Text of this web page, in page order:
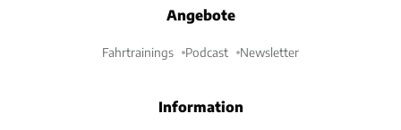
Angebote
Fahrtrainings Podcast Newsletter
Information